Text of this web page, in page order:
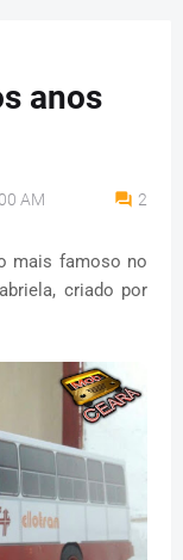
anos
AM 2
mais famoso no
criado por